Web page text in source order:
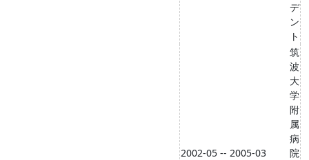
デ
ン
ト
2002-05 -- 2005-03
筑
波
大
学
附
属
病
院